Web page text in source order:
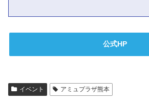
公式HP
イベント アミュプラザ熊本